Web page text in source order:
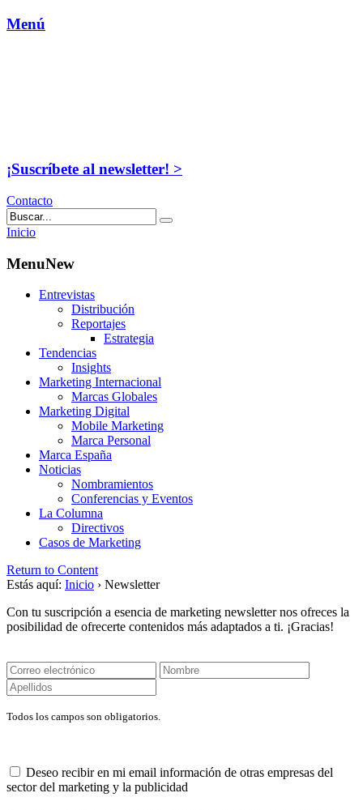
Menú
¡Suscríbete al newsletter! >
Contacto
Inicio
MenuNew
Entrevistas
Distribución
Reportajes
Estrategia
Tendencias
Insights
Marketing Internacional
Marcas Globales
Marketing Digital
Mobile Marketing
Marca Personal
Marca España
Noticias
Nombramientos
Conferencias y Eventos
La Columna
Directivos
Casos de Marketing
Return to Content
Estás aquí: Inicio › Newsletter
Con tu suscripción a esencia de marketing newsletter nos ofreces la
posibilidad de ofrecerte contenidos más adaptados a ti. ¡Gracias!
Todos los campos son obligatorios.
Deseo recibir en mi email información de otras empresas del
sector del marketing y la publicidad